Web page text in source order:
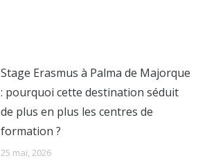
Stage Erasmus à Palma de Majorque
: pourquoi cette destination séduit
de plus en plus les centres de
formation ?
25 mai, 2026